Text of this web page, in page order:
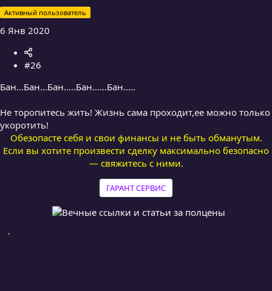
Активный пользователь
6 Янв 2020
#26
Бан...Бан...Бан.....Бан......Бан.....
Не торопитесь жить! Жизнь сама проходит,ее можно только
укоротить!
Обезопасте себя и свои финансы и не быть обманутым.
Если вы хотите произвести сделку максимально безопасно
— свяжитесь с ними.
ГАРАНТ СЕРВИС